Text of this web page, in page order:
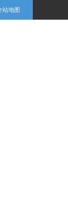
站地图